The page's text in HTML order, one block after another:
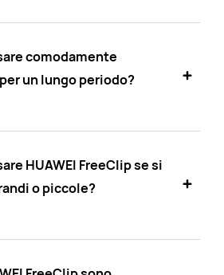
comodamente
un lungo periodo?
HUAWEI FreeClip se si
o piccole?